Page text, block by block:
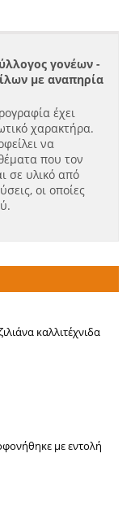
γονέων -
με αναπηρία
έχει
χαρακτήρα.
να
που τον
σε υλικό από
οι οποίες
καλλιτέχνιδα
με εντολή